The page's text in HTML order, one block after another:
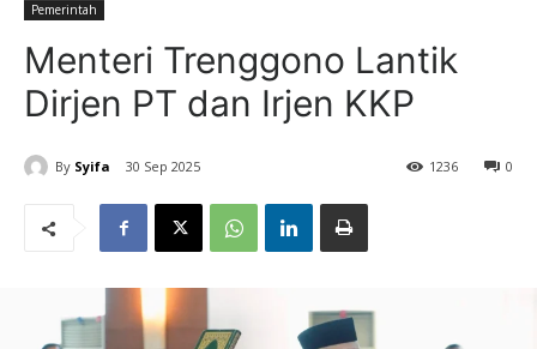
Pemerintah
Menteri Trenggono Lantik
Dirjen PT dan Irjen KKP
By Syifa 30 Sep 2025 0
1236